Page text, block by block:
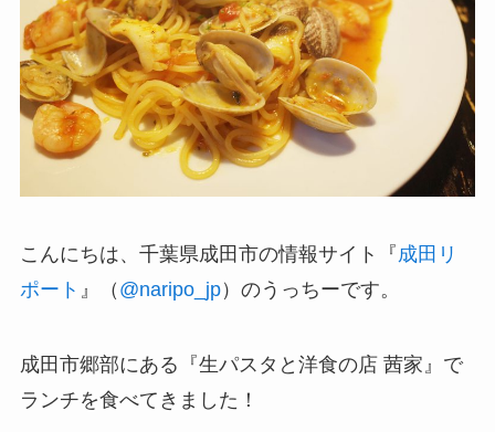
こんにちは、千葉県成田市の情報サイト『成田リ
ポート 』（ @naripo_jp）のうっちーです。
成田市郷部にある『生パスタと洋食の店 茜家』で
ランチを食べてきました！